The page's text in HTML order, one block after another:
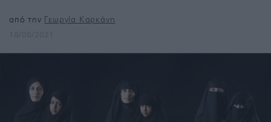
από την Γεωργία Καρκάνη